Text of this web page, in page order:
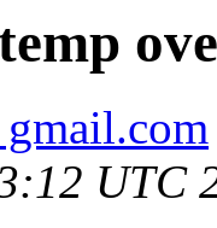
UTC